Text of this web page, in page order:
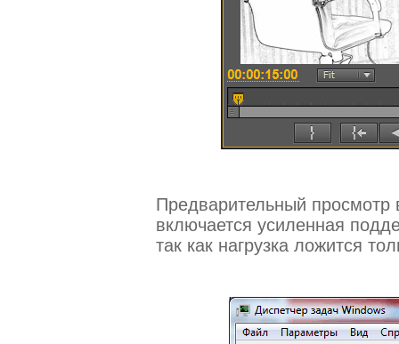
Предварительный просмотр
включается усиленная
так как нагрузка ложится